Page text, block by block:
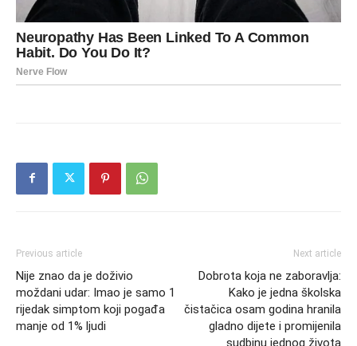
Previous article
Nije znao da je doživio
moždani udar: Imao je samo 1
rijedak simptom koji pogađa
manje od 1% ljudi
Next article
Dobrota koja ne zaboravlja:
Kako je jedna školska
čistačica osam godina hranila
gladno dijete i promijenila
sudbinu jednog života